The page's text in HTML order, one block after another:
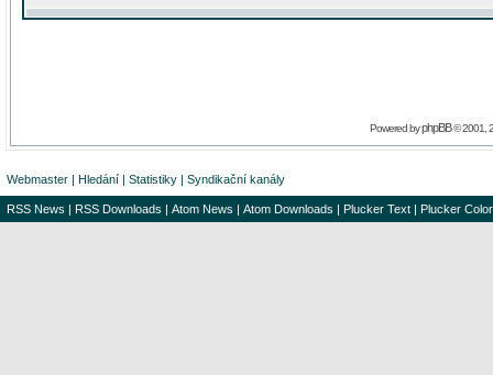
Powered byphpBB© 2001,
Webmaster | Hledání | Statistiky | Syndikační kanály
RSS News | RSS Downloads | Atom News | Atom Downloads | Plucker Text | Plucker Color